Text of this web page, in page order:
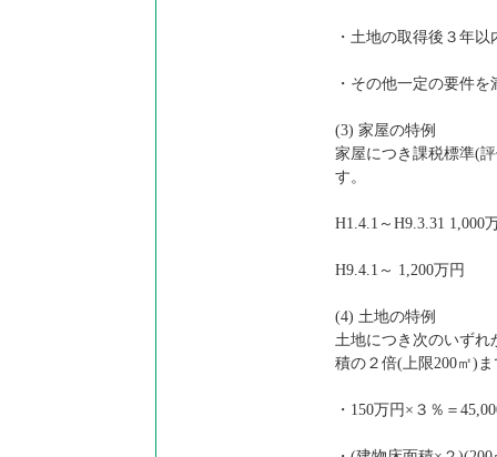
・土地の取得後３年
・その他一定の要件を
(3) 家屋の特例
家屋につき課税標準(
す。
H1.4.1～H9.3.31 1,000
H9.4.1～ 1,200万円
(4) 土地の特例
土地につき次のいずれ
積の２倍(上限200㎡)
・150万円×３％＝